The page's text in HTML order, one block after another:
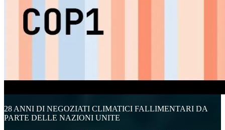
28 ANNI DI NEGOZIATI CLIMATICI FALLIMENTARI DA
PARTE DELLE NAZIONI UNITE